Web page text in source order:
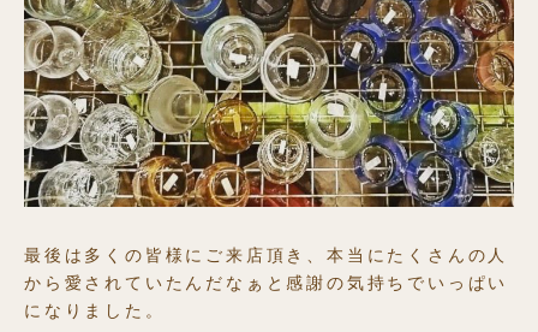
最後は多くの皆様にご来店頂き、本当にたくさんの人
から愛されていたんだなぁと感謝の気持ちでいっぱい
になりました。